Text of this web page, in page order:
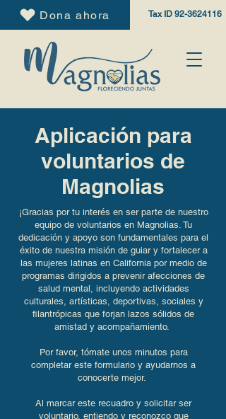
Dona ahora Tax ID 92-3624116
Aplicación para
voluntarios de
Magnolias
¡Gracias por tu interés en ser parte de nuestro
equipo de voluntarios en Magnolias. Tu
dedicación y apoyo son fundamentales para el
éxito de nuestra misión de guiar y fortalecer a
las mujeres latinas en California por medio de
programas dirigidos a prevenir afecciones de
salud mental, incluyendo actividades
culturales, artísticas, deportivas, sociales y
filantrópicas que forjan lazos sólidos de
amistad y acompañamiento.
Por favor, tómate unos minutos para
completar este formulario y ayudarnos a
conocerte mejor.
Al marcar este recuadro y solicitar ser
voluntario, entiendo y reconozco que